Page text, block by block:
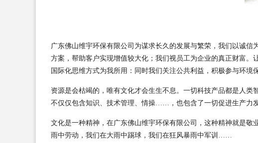
广东佛山维宇环保有限公司为谋求长久的发展与繁荣，我们以诚
方案，帮助客户实现增值较大化；我们视员工为企业的真正财富
国际化思维方式为我所用：同时我们关注公共利益，积极参与环境保
资源是会枯竭的，唯有文化才会生生不息。一切科技产品都是人
不仅仅包含知识、技术管理、情操……，也包含了一切促进生产力
文化是一种精神，在广东佛山维宇环保有限公司，这种精神就是
雨中劳动，我们在大雨中踢球，我们在狂风暴雨中军训……